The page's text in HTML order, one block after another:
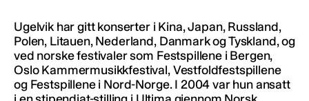
Ugelvik har gitt konserter i Kina, Japan, Russland,
Polen, Litauen, Nederland, Danmark og Tyskland, og
ved norske festivaler som Festspillene i Bergen,
Oslo Kammermusikkfestival, Vestfoldfestspillene
og Festspillene i Nord-Norge. I 2004 var hun ansatt